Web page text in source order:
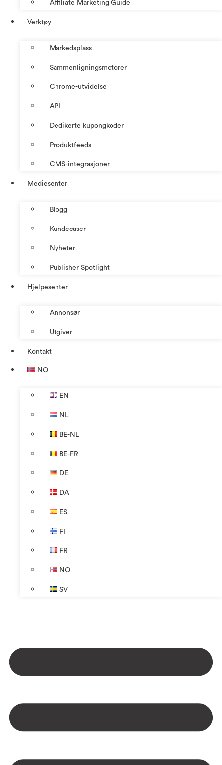
Affiliate Marketing Guide
Verktøy
Markedsplass
Sammenligningsmotorer
Chrome-utvidelse
API
Dedikerte kupongkoder
Produktfeeds
CMS-integrasjoner
Mediesenter
Blogg
Kundecaser
Nyheter
Publisher Spotlight
Hjelpesenter
Annonsør
Utgiver
Kontakt
NO
EN
NL
BE-NL
BE-FR
DE
DA
ES
FI
FR
NO
SV